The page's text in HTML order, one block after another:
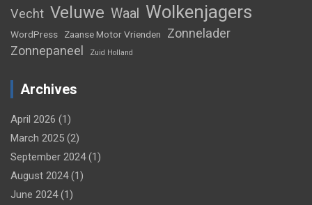
Vecht Veluwe Waal Wolkenjagers
WordPress Zaanse Motor Vrienden
Zonnelader
Zonnepaneel
Zuid Holland
Archives
April 2026 (1)
March 2025 (2)
September 2024(1)
August 2024(1)
June 2024(1)